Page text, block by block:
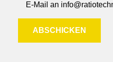
E-Mail an